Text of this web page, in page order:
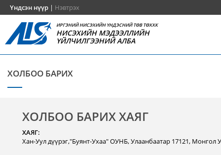
Үндсэн нүүр | Нэвтрэх
ИРГЭНИЙ НИСЭХИЙН ҮНДЭСНИЙ ТӨВ ТӨХХК
НИСЭХИЙН МЭДЭЭЛЛИЙН
ҮЙЛЧИЛГЭЭНИЙ АЛБА
ХОЛБОО БАРИХ
ХОЛБОО БАРИХ ХАЯГ
ХАЯГ:
Хан-Уул дүүрэг,"Буянт-Ухаа" ОУНБ, Улаанбаатар 17121, Монгол